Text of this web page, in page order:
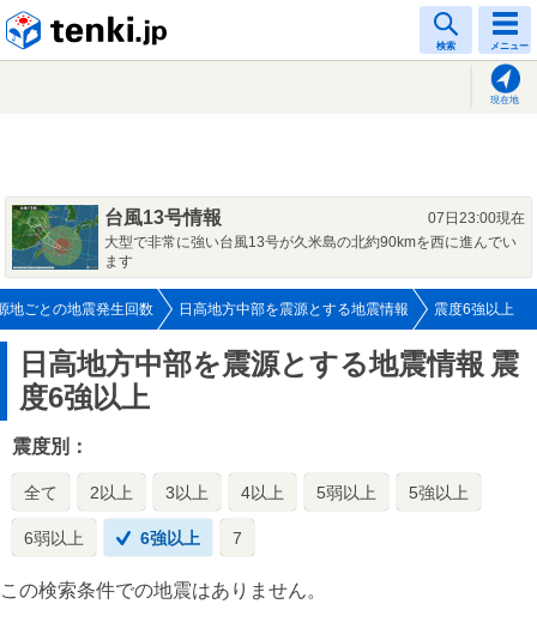
検索 メニュー
現在地
台風13号情報
07日23:00現在
大型で非常に強い台風13号が久米島の北約90kmを西に進んでい
ます
地ごとの地震発生回数 日高地方中部を震源とする地震情報 震度6強以上
日高地方中部を震源とする地震情報 震
度6強以上
震度別：
全て 2以上 3以上 4以上 5弱以上 5強以上
6弱以上 6強以上 7
この検索条件での地震はありません。